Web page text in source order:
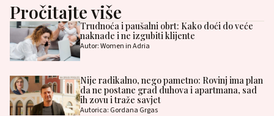
Pročitajte više
Trudnoća i paušalni obrt: Kako doći do veće
naknade i ne izgubiti klijente
Autor: Women in Adria
Nije radikalno, nego pametno: Rovinj ima plan
da ne postane grad duhova i apartmana, sad
ih zovu i traže savjet
Autorica: Gordana Grgas